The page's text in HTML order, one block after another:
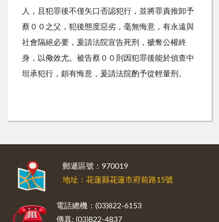
人，且犯罪後不僅矢口否認犯行，並將罪責推卸予
蔡００之父，犯後態度惡劣，毫無悔意，有永遠與
社會隔絕必要，爰請法院宣告死刑，褫奪公權終
身，以儆效尤。被告蔡００則因犯罪後能於偵查中
坦承犯行，頗有悔意，爰請法院酌予從輕量刑。
郵遞區號：970019
地址：花蓮縣花蓮市府前路15號
電話總機：(03)822-6153
傳真: (03)822-4837